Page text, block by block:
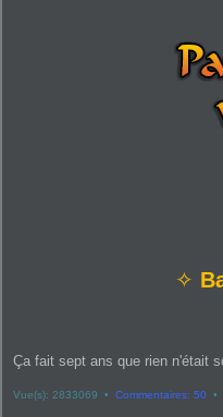
✧
Ça fait sept ans que rien n'était
Vue(s): 2833069 • Commentaires: 50•